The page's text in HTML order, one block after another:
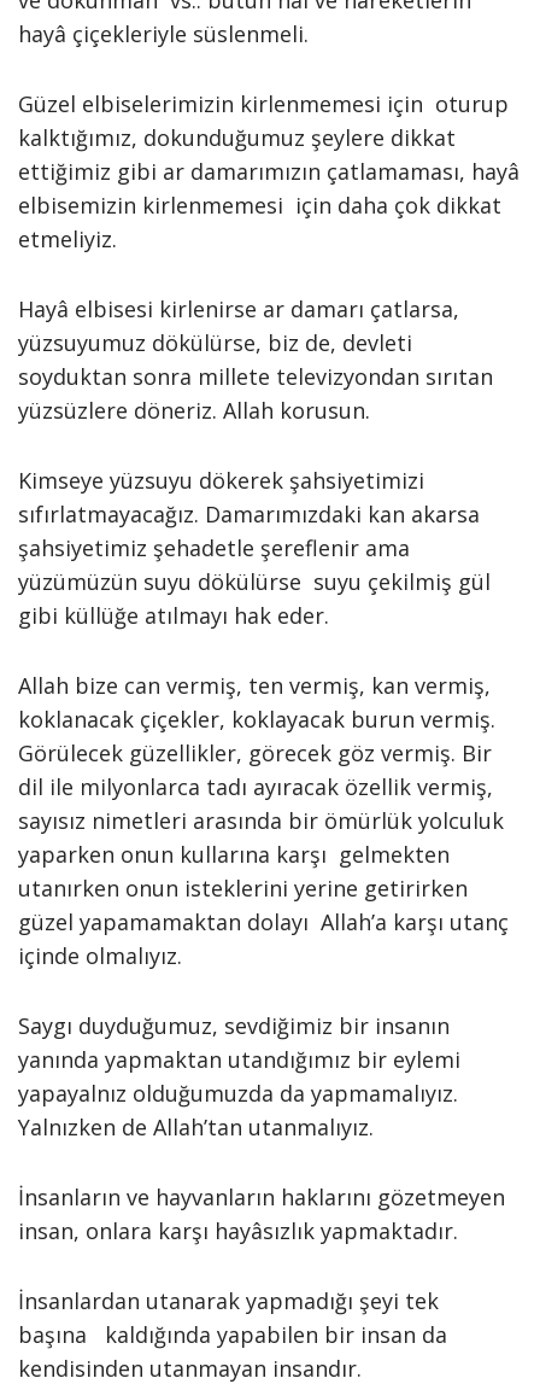
hayâ çiçekleriyle süslenmeli.
Güzel elbiselerimizin kirlenmemesi için oturup
kalktığımız, dokunduğumuz şeylere dikkat
ettiğimiz gibi ar damarımızın çatlamaması, hayâ
elbisemizin kirlenmemesi için daha çok dikkat
etmeliyiz.
Hayâ elbisesi kirlenirse ar damarı çatlarsa,
yüzsuyumuz dökülürse, biz de, devleti
soyduktan sonra millete televizyondan sırıtan
yüzsüzlere döneriz. Allah korusun.
Kimseye yüzsuyu dökerek şahsiyetimizi
sıfırlatmayacağız. Damarımızdaki kan akarsa
şahsiyetimiz şehadetle şereflenir ama
yüzümüzün suyu dökülürse suyu çekilmiş gül
gibi küllüğe atılmayı hak eder.
Allah bize can vermiş, ten vermiş, kan vermiş,
koklanacak çiçekler, koklayacak burun vermiş.
Görülecek güzellikler, görecek göz vermiş. Bir
dil ile milyonlarca tadı ayıracak özellik vermiş,
sayısız nimetleri arasında bir ömürlük yolculuk
yaparken onun kullarına karşı gelmekten
utanırken onun isteklerini yerine getirirken
güzel yapamamaktan dolayı Allah’a karşı utanç
içinde olmalıyız.
Saygı duyduğumuz, sevdiğimiz bir insanın
yanında yapmaktan utandığımız bir eylemi
yapayalnız olduğumuzda da yapmamalıyız.
Yalnızken de Allah’tan utanmalıyız.
İnsanların ve hayvanların haklarını gözetmeyen
insan, onlara karşı hayâsızlık yapmaktadır.
İnsanlardan utanarak yapmadığı şeyi tek
başına kaldığında yapabilen bir insan da
kendisinden utanmayan insandır.